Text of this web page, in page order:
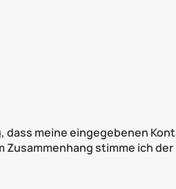
meine eingegebenen
stimme ich